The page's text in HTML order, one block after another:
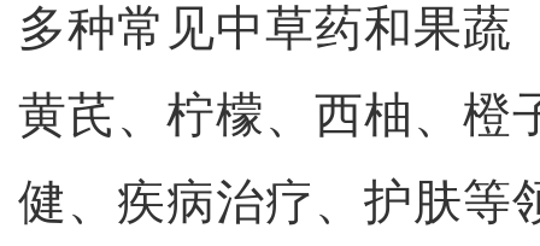
多种常见中草药和果蔬
黄芪、柠檬、西柚、橙
健、疾病治疗、护肤等